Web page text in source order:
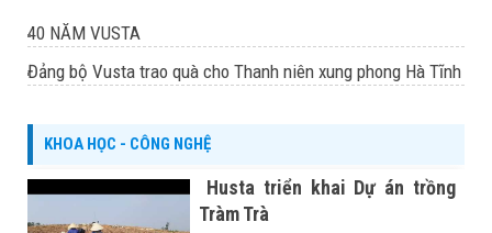
40 NĂM VUSTA
Đảng bộ Vusta trao quà cho Thanh niên xung phong Hà Tĩnh
KHOA HỌC - CÔNG NGHỆ
Husta triển khai Dự án trồng
Tràm Trà